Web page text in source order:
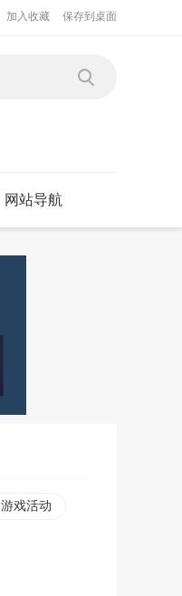
加入收藏 保存到桌面
网站导航
游戏活动